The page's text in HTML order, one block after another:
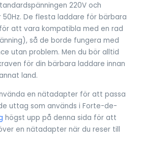
220V och
De flesta laddare för bärbara
att vara kompatibla med en rad
så de borde fungera med
utan problem. Men du bör alltid
för din bärbara laddare innan
land.
en nätadapter för att passa
uttag som används i Forte-de-
högst upp på denna sida för att
en nätadapter när du reser till